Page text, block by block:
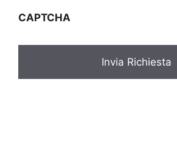
a
y
CAPTCHA